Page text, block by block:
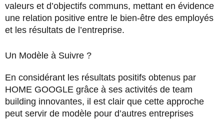
valeurs et d’objectifs communs, mettant en évidence
une relation positive entre le bien-être des employés
et les résultats de l’entreprise.
Un Modèle à Suivre ?
En considérant les résultats positifs obtenus par
HOME GOOGLE grâce à ses activités de team
building innovantes, il est clair que cette approche
peut servir de modèle pour d’autres entreprises